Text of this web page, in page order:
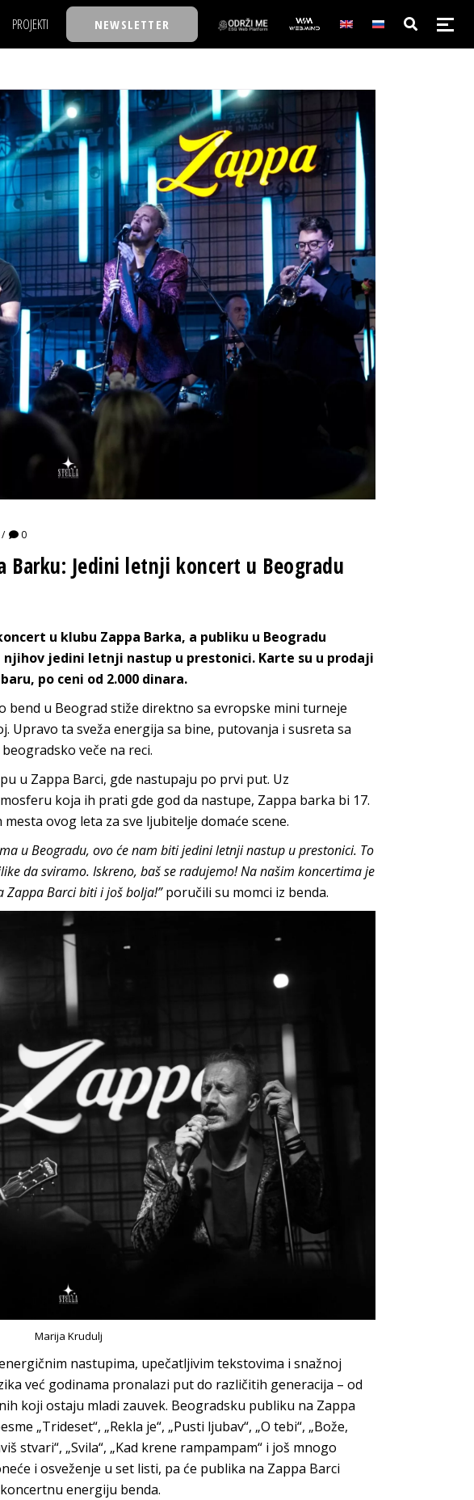
PROJEKTI
TASTY TALKS
30 ISPOD 30
BACK TO OFFICE/SCHOOL
BIZBENDOVI
BIZKOLEGIJUM
BMW BIZNIS LIGA
BIZLIFE WEEK
IZJAVA GODINE
NEWSLETTER
NAJKOLEGA
30 ISPOD 30
BACK TO OFFICE/SCHOOL
BIZBENDOVI
BIZKOLEGIJUM
BMW BIZNIS LIGA
BIZLIFE WEEK
IZJAVA GODINE
0
Barku: Jedini letnji koncert u Beogradu
u klubu Zappa Barka, a publiku u Beogradu
njihov jedini letnji nastup u prestonici. Karte su u prodaji
po ceni od 2.000 dinara.
bend u Beograd stiže direktno sa evropske mini turneje
Upravo ta sveža energija sa bine, putovanja i susreta sa
veče na reci.
u Zappa Barci, gde nastupaju po prvi put. Uz
koja ih prati gde god da nastupe, Zappa barka bi 17.
ovog leta za sve ljubitelje domaće scene.
u Beogradu, ovo će nam biti jedini letnji nastup u prestonici. To
da sviramo. Iskreno, baš se radujemo! Na našim koncertima je
Zappa Barci biti i još bolja!”poručili su momci iz benda.
Marija Krudulj
nastupima, upečatljivim tekstovima i snažnoj
već godinama pronalazi put do različitih generacija – od
koji ostaju mladi zauvek. Beogradsku publiku na Zappa
„Trideset“, „Rekla je“, „Pusti ljubav“, „O tebi“, „Bože,
stvari“, „Svila“, „Kad krene rampampam“ i još mnogo
i osveženje u set listi, pa će publika na Zappa Barci
energiju benda.